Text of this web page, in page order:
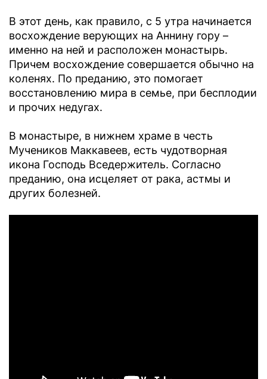
В этот день, как правило, с 5 утра начинается
восхождение верующих на Аннину гору –
именно на ней и расположен монастырь.
Причем восхождение совершается обычно на
коленях. По преданию, это помогает
восстановлению мира в семье, при бесплодии
и прочих недугах.
В монастыре, в нижнем храме в честь
Мучеников Маккавеев, есть чудотворная
икона Господь Вседержитель. Согласно
преданию, она исцеляет от рака, астмы и
других болезней.